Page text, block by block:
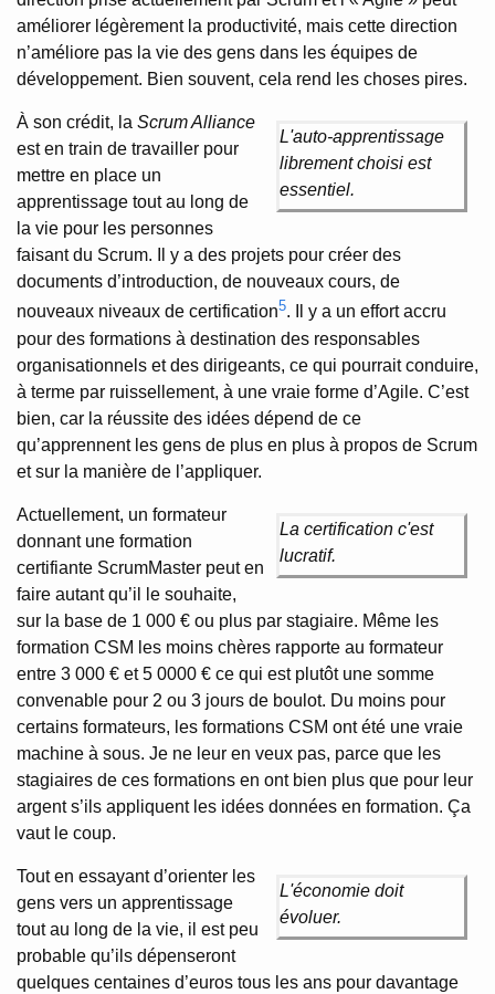
améliorer légèrement la productivité, mais cette direction
n’améliore pas la vie des gens dans les équipes de
développement. Bien souvent, cela rend les choses pires.
L'auto-apprentissage
librement choisi est
essentiel.
À son crédit, la Scrum Alliance
est en train de travailler pour
mettre en place un
apprentissage tout au long de
la vie pour les personnes
faisant du Scrum. Il y a des projets pour créer des
documents d’introduction, de nouveaux cours, de
nouveaux niveaux de certification5. Il y a un effort accru
pour des formations à destination des responsables
organisationnels et des dirigeants, ce qui pourrait conduire,
à terme par ruissellement, à une vraie forme d’Agile. C’est
bien, car la réussite des idées dépend de ce
qu’apprennent les gens de plus en plus à propos de Scrum
et sur la manière de l’appliquer.
La certification c'est
lucratif.
Actuellement, un formateur
donnant une formation
certifiante ScrumMaster peut en
faire autant qu’il le souhaite,
sur la base de 1 000 € ou plus par stagiaire. Même les
formation CSM les moins chères rapporte au formateur
entre 3 000 € et 5 0000 € ce qui est plutôt une somme
convenable pour 2 ou 3 jours de boulot. Du moins pour
certains formateurs, les formations CSM ont été une vraie
machine à sous. Je ne leur en veux pas, parce que les
stagiaires de ces formations en ont bien plus que pour leur
argent s’ils appliquent les idées données en formation. Ça
vaut le coup.
L'économie doit
évoluer.
Tout en essayant d’orienter les
gens vers un apprentissage
tout au long de la vie, il est peu
probable qu’ils dépenseront
quelques centaines d’euros tous les ans pour davantage